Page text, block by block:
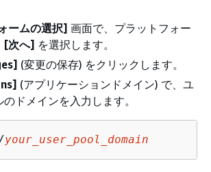
ームの選択] 画面で、プラットフォー
[次へ] を選択します。
(変更の保存) をクリックします。
(アプリケーションドメイン) で、ユ
ドメインを入力します。
your_user_pool_domain